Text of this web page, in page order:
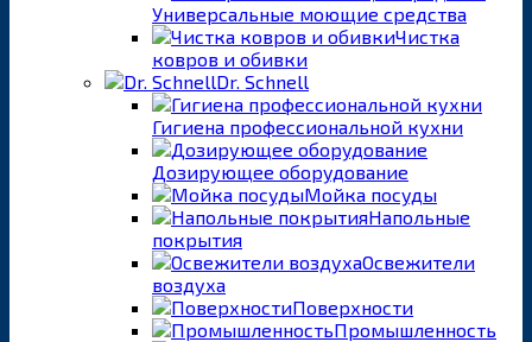
Универсальные моющие средства
Чистка
ковров и обивки
Dr. Schnell
Гигиена профессиональной кухни
Дозирующее оборудование
Мойка посуды
Напольные
покрытия
Освежители
воздуха
Поверхности
Промышленность